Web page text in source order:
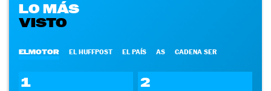
LO MÁS
VISTO
ELMOTOR EL HUFFPOST EL PAÍS AS CADENA SER
1 2